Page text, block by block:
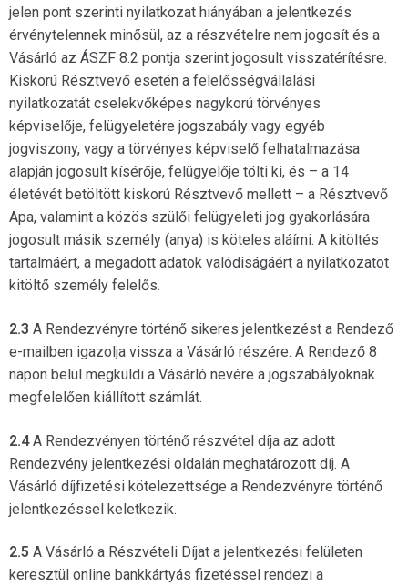
jelen pont szerinti nyilatkozat hiányában a jelentkezés
érvénytelennek minősül, az a részvételre nem jogosít és a
Vásárló az ÁSZF 8.2 pontja szerint jogosult visszatérítésre.
Kiskorú Résztvevő esetén a felelősségvállalási
nyilatkozatát cselekvőképes nagykorú törvényes
képviselője, felügyeletére jogszabály vagy egyéb
jogviszony, vagy a törvényes képviselő felhatalmazása
alapján jogosult kísérője, felügyelője tölti ki, és – a 14
életévét betöltött kiskorú Résztvevő mellett – a Résztvevő
Apa, valamint a közös szülői felügyeleti jog gyakorlására
jogosult másik személy (anya) is köteles aláírni. A kitöltés
tartalmáért, a megadott adatok valódiságáért a nyilatkozatot
kitöltő személy felelős.
2.3 A Rendezvényre történő sikeres jelentkezést a Rendező
e-mailben igazolja vissza a Vásárló részére. A Rendező 8
napon belül megküldi a Vásárló nevére a jogszabályoknak
megfelelően kiállított számlát.
2.4A Rendezvényen történő részvétel díja az adott
Rendezvény jelentkezési oldalán meghatározott díj. A
Vásárló díjfizetési kötelezettsége a Rendezvényre történő
jelentkezéssel keletkezik.
2.5 A Vásárló a Részvételi Díjat a jelentkezési felületen
keresztül online bankkártyás fizetéssel rendezi a